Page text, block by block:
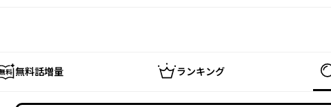
無料話増量 ランキング